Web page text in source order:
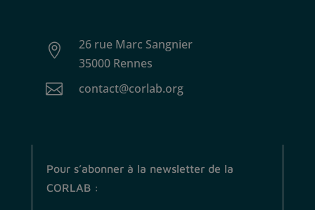

26 rue Marc Sangnier
35000 Rennes
 contact@corlab.org
Pour s’abonner à la newsletter de la
CORLAB :